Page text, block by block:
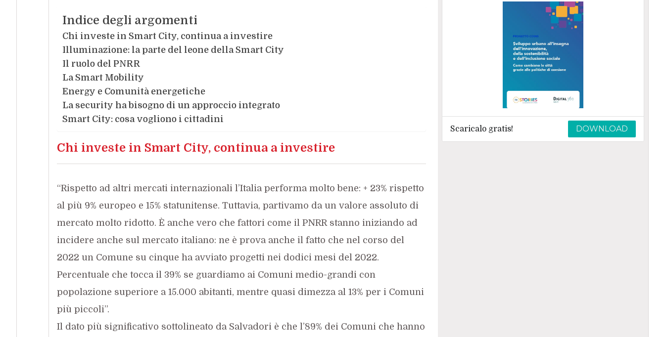
Indice degli argomenti
Chi investe in Smart City, continua a investire
Illuminazione: la parte del leone della Smart City
Il ruolo del PNRR
La Smart Mobility
Energy e Comunità energetiche
La security ha bisogno di un approccio integrato
Smart City: cosa vogliono i cittadini
Chi investe in Smart City, continua a investire
“Rispetto ad altri mercati internazionali l’Italia performa molto bene: + 23% rispetto
al più 9% europeo e 15% statunitense. Tuttavia, partivamo da un valore assoluto di
mercato molto ridotto. È anche vero che fattori come il PNRR stanno iniziando ad
incidere anche sul mercato italiano: ne è prova anche il fatto che nel corso del
2022 un Comune su cinque ha avviato progetti nei dodici mesi del 2022.
Percentuale che tocca il 39% se guardiamo ai Comuni medio-grandi con
popolazione superiore a 15.000 abitanti, mentre quasi dimezza al 13% per i Comuni
più piccoli”.
Il dato più significativo sottolineato da Salvadori è che l’89% dei Comuni che hanno
Scaricalo gratis! DOWNLOAD